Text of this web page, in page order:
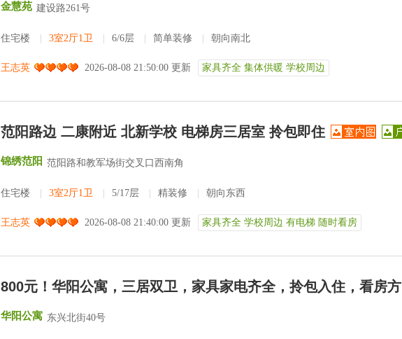
金慧苑 建设路261号
住宅楼 3室2厅1卫 6/6层 简单装修 朝向南北
王志英 2026-08-08 21:50:00 更新 家具齐全 集体供暖 学校周边
范阳路边 二康附近 北新学校 电梯房三居室 拎包即住
锦绣范阳 范阳路和教军场街交叉口西南角
住宅楼 3室2厅1卫 5/17层 精装修 朝向东西
王志英 2026-08-08 21:40:00 更新 家具齐全 学校周边 有电梯 随时看房
800元！华阳公寓，三居双卫，家具家电齐全，拎包入住，看房方
华阳公寓 东兴北街40号